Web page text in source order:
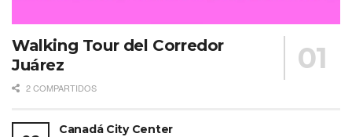
Walking Tour del Corredor
Juárez
2 COMPARTIDOS
Canadá City Center